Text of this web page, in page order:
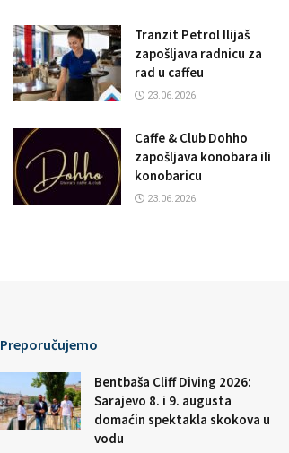
Tranzit Petrol Ilijaš
zapošljava radnicu za
rad u caffeu
23.06.2026.
Caffe & Club Dohho
zapošljava konobara ili
konobaricu
23.06.2026.
Preporučujemo
Bentbaša Cliff Diving 2026:
Sarajevo 8. i 9. augusta
domaćin spektakla skokova u
vodu